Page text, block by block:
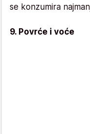
se konzumira
9. Povrće i voće